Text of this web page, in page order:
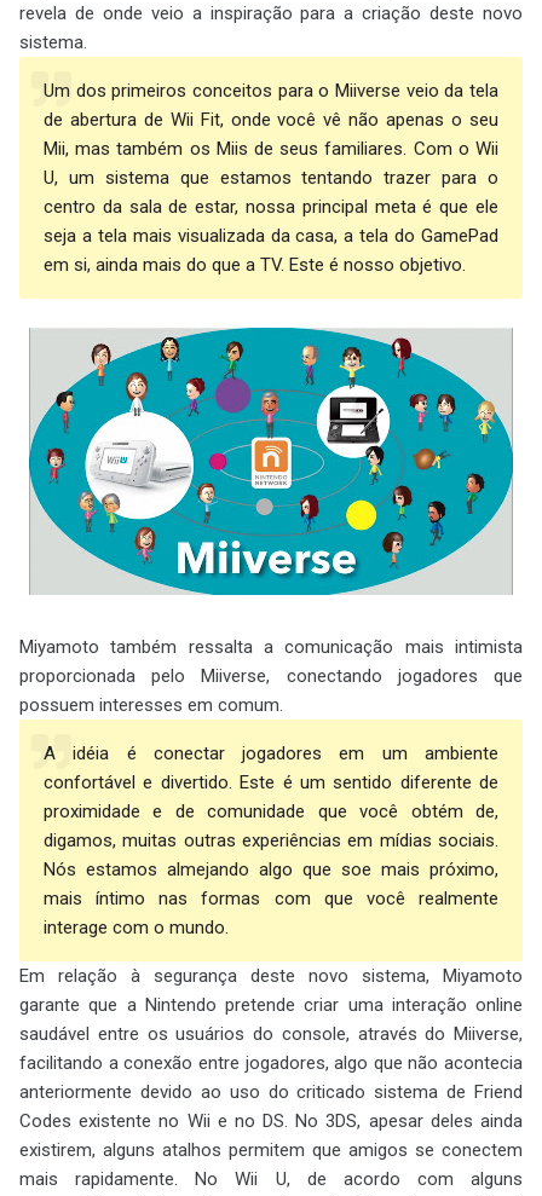
revela de onde veio a inspiração para a criação deste novo
sistema.
Um dos primeiros conceitos para o Miiverse veio da tela
de abertura de Wii Fit, onde você vê não apenas o seu
Mii, mas também os Miis de seus familiares. Com o Wii
U, um sistema que estamos tentando trazer para o
centro da sala de estar, nossa principal meta é que ele
seja a tela mais visualizada da casa, a tela do GamePad
em si, ainda mais do que a TV. Este é nosso objetivo.
Miyamoto também ressalta a comunicação mais intimista
proporcionada pelo Miiverse, conectando jogadores que
possuem interesses em comum.
A idéia é conectar jogadores em um ambiente
confortável e divertido. Este é um sentido diferente de
proximidade e de comunidade que você obtém de,
digamos, muitas outras experiências em mídias sociais.
Nós estamos almejando algo que soe mais próximo,
mais íntimo nas formas com que você realmente
interage com o mundo.
Em relação à segurança deste novo sistema, Miyamoto
garante que a Nintendo pretende criar uma interação online
saudável entre os usuários do console, através do Miiverse,
facilitando a conexão entre jogadores, algo que não acontecia
anteriormente devido ao uso do criticado sistema de Friend
Codes existente no Wii e no DS. No 3DS, apesar deles ainda
existirem, alguns atalhos permitem que amigos se conectem
mais rapidamente. No Wii U, de acordo com alguns